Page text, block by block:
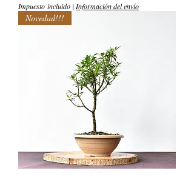
Impuesto incluido | Información del envío
Novedad!!!